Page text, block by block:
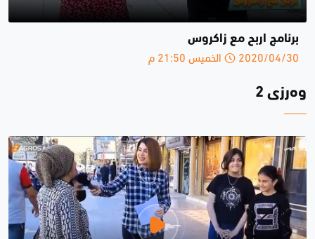
برنامج اربح مع زاكروس
2020/04/30 الخميس 21:50 م
وەرزی 2